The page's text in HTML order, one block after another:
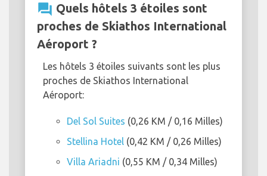
question_answer Quels hôtels 3 étoiles sont
proches de Skiathos International
Aéroport ?
Les hôtels 3 étoiles suivants sont les plus
proches de Skiathos International
Aéroport:
Del Sol Suites (0,26 KM / 0,16 Milles)
Stellina Hotel (0,42 KM / 0,26 Milles)
Villa Ariadni (0,55 KM / 0,34 Milles)